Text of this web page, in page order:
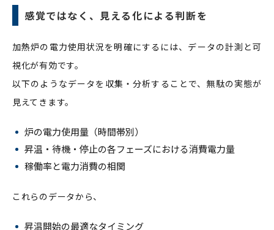
感覚ではなく、見える化による判断を
加熱炉の電力使用状況を明確にするには、データの計測と可
視化が有効です。
以下のようなデータを収集・分析することで、無駄の実態が
見えてきます。
炉の電力使用量（時間帯別）
昇温・待機・停止の各フェーズにおける消費電力量
稼働率と電力消費の相関
これらのデータから、
昇温開始の最適なタイミング